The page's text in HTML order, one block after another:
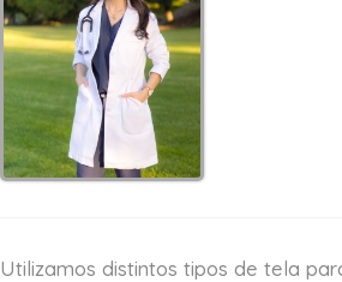
Utilizamos distintos tipos de tela